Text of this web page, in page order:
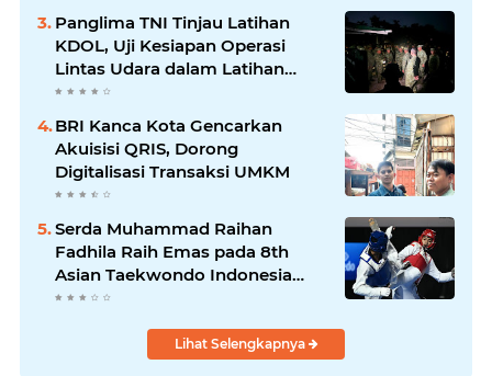
Panglima TNI Tinjau Latihan
KDOL, Uji Kesiapan Operasi
Lintas Udara dalam Latihan
Terintegrasi TNI 2026
BRI Kanca Kota Gencarkan
Akuisisi QRIS, Dorong
Digitalisasi Transaksi UMKM
Serda Muhammad Raihan
Fadhila Raih Emas pada 8th
Asian Taekwondo Indonesia
Open Championship 2026*
Lihat Selengkapnya